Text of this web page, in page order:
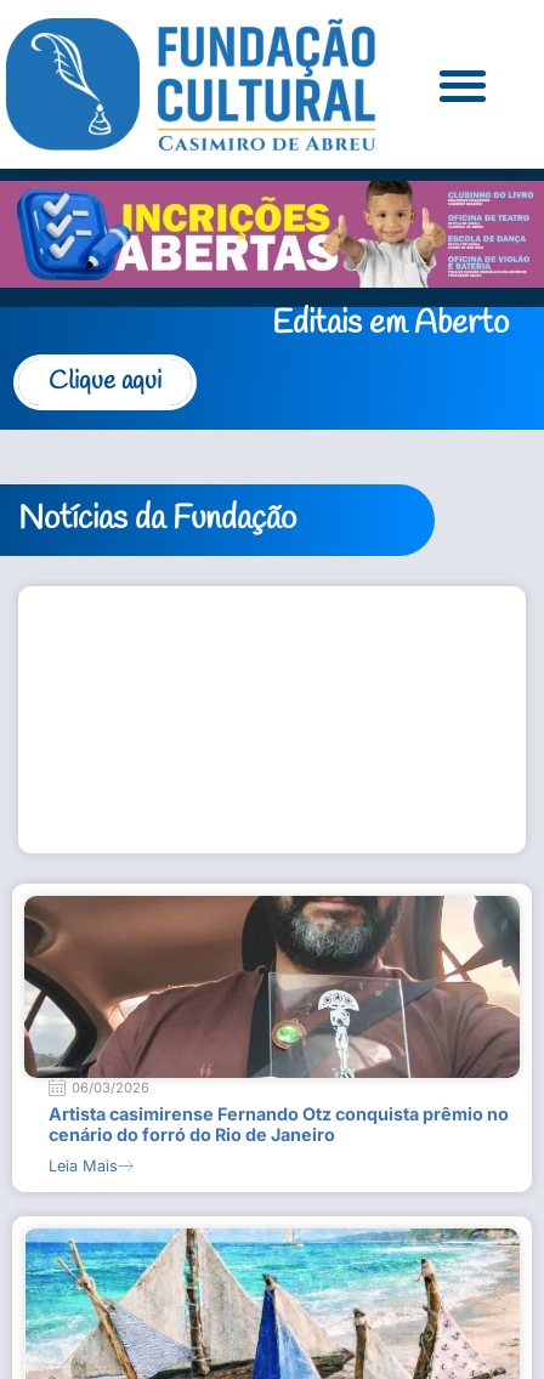
Editais em Aberto
Clique aqui
Notícias da Fundação
06/03/2026
Artista casimirense Fernando Otz conquista prêmio no
cenário do forró do Rio de Janeiro
Leia Mais